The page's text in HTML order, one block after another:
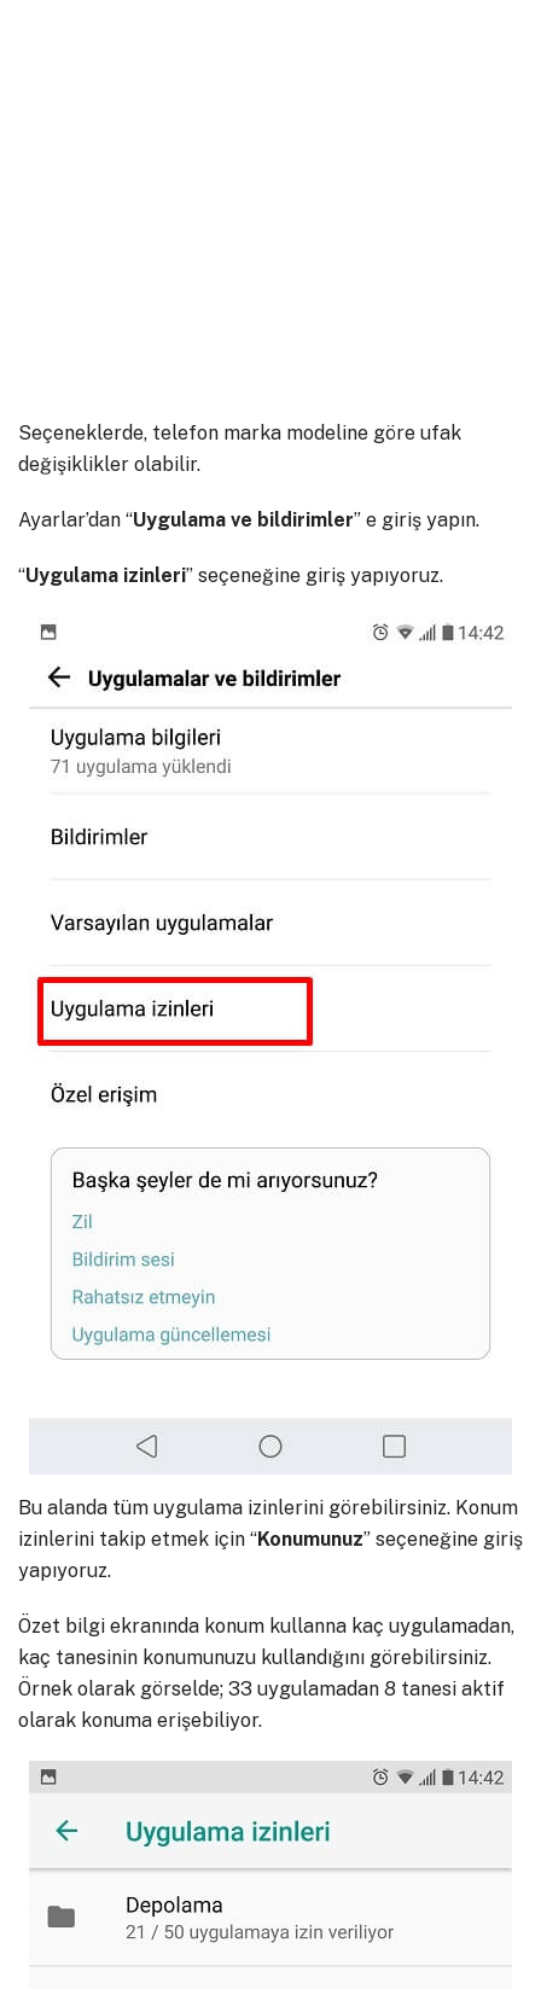
Seçeneklerde, telefon marka modeline göre ufak
değişiklikler olabilir.
Ayarlar’dan “Uygulama ve bildirimler” e giriş yapın.
“Uygulama izinleri” seçeneğine giriş yapıyoruz.
Bu alanda tüm uygulama izinlerini görebilirsiniz. Konum
izinlerini takip etmek için “Konumunuz” seçeneğine giriş
yapıyoruz.
Özet bilgi ekranında konum kullanna kaç uygulamadan,
kaç tanesinin konumunuzu kullandığını görebilirsiniz.
Örnek olarak görselde; 33 uygulamadan 8 tanesi aktif
olarak konuma erişebiliyor.